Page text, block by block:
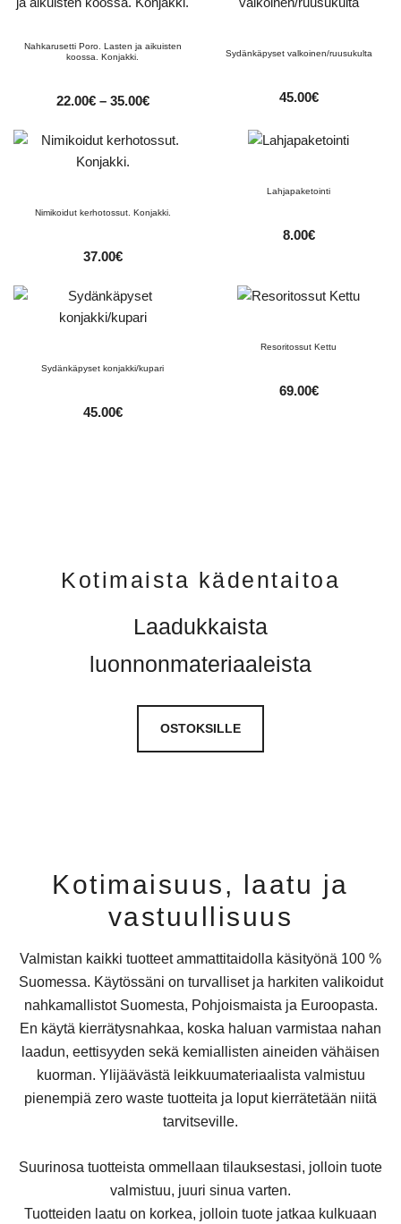
Nahkarusetti Poro. Lasten ja aikuisten
koossa. Konjakki.
22.00€ – 35.00€Hintaluokka:
–
Sydänkäpyset valkoinen/ruusukulta
45.00€
Nimikoidut kerhotossut. Konjakki.
37.00€
Lahjapaketointi
8.00€
Sydänkäpyset konjakki/kupari
45.00€
Resoritossut Kettu
69.00€
Kotimaista kädentaitoa
Laadukkaista
luonnonmateriaaleista
OSTOKSILLE
Kotimaisuus, laatu ja
vastuullisuus
Valmistan kaikki tuotteet ammattitaidolla käsityönä 100 %
Suomessa. Käytössäni on turvalliset ja harkiten valikoidut
nahkamallistot Suomesta, Pohjoismaista ja Euroopasta.
En käytä kierrätysnahkaa, koska haluan varmistaa nahan
laadun, eettisyyden sekä kemiallisten aineiden vähäisen
kuorman. Ylijäävästä leikkuumateriaalista valmistuu
pienempiä zero waste tuotteita ja loput kierrätetään niitä
tarvitseville.
Suurinosa tuotteista ommellaan tilauksestasi, jolloin tuote
valmistuu, juuri sinua varten.
Tuotteiden laatu on korkea, jolloin tuote jatkaa kulkuaan